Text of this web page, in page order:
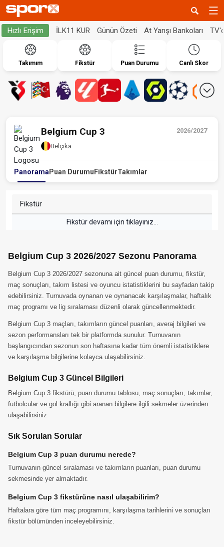
Hızlı Erişim İLK11 KUR Günün Özeti At Yarışı Bankoları
Takımım Fikstür Puan Durumu Canlı Skor
2026/2027
Belgium Cup 3
Belçika
Panorama Puan Durumu FikstürTakımlar
Fikstür
Fikstür devamı için tıklayınız...
Belgium Cup 3 2026/2027 Sezonu Panorama
Belgium Cup 3 2026/2027 sezonuna ait güncel puan durumu, fikstür,
maç sonuçları, takım listesi ve oyuncu istatistiklerini bu sayfadan takip
edebilirsiniz. Turnuvada oynanan ve oynanacak karşılaşmalar, haftalık
maç programı ve lig sıralaması düzenli olarak güncellenmektedir.
Belgium Cup 3 maçları, takımların güncel puanları, averaj bilgileri ve
sezon performansları tek bir platformda sunulur. Turnuvanın
başlangıcından sezonun son haftasına kadar tüm önemli istatistiklere
ve karşılaşma bilgilerine kolayca ulaşabilirsiniz.
Belgium Cup 3 Güncel Bilgileri
Belgium Cup 3 fikstürü, puan durumu tablosu, maç sonuçları, takımlar,
futbolcular ve gol krallığı gibi aranan bilgilere ilgili sekmeler üzerinden
ulaşabilirsiniz.
Sık Sorulan Sorular
Belgium Cup 3 puan durumu nerede?
Turnuvanın güncel sıralaması ve takımların puanları, puan durumu
sekmesinde yer almaktadır.
Belgium Cup 3 fikstürüne nasıl ulaşabilirim?
Haftalara göre tüm maç programını, karşılaşma tarihlerini ve sonuçları
fikstür bölümünden inceleyebilirsiniz.